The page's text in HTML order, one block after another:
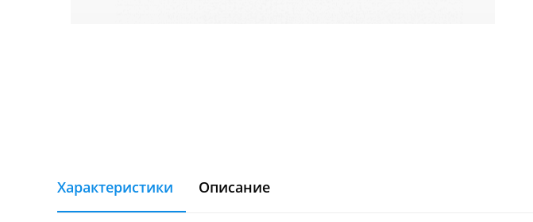
Характеристики Описание